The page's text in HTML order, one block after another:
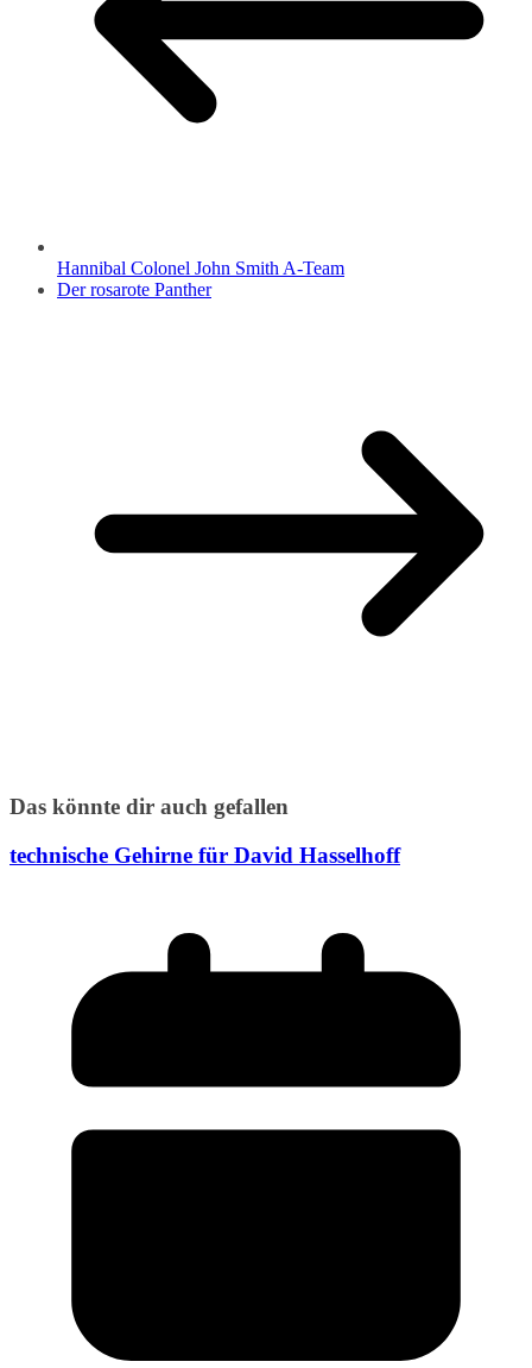
Hannibal Colonel John Smith A-Team
Der rosarote Panther
Das könnte dir auch gefallen
technische Gehirne für David Hasselhoff